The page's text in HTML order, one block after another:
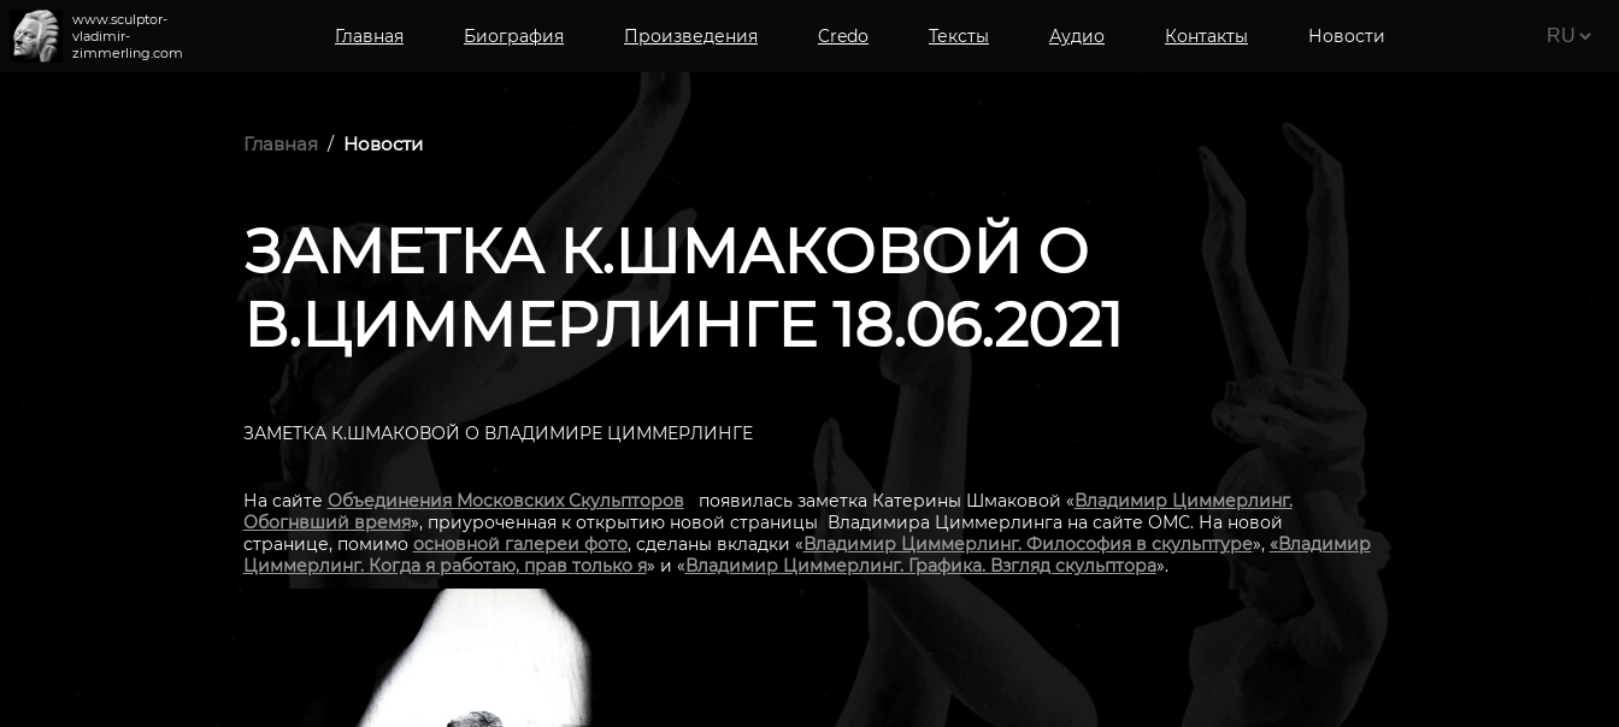
www.sculptor-
vladimir-
zimmerling.com
Главная Биография Произведения Credo Тексты Аудио Контакты Новости
Главная / Новости
ЗАМЕТКА К.ШМАКОВОЙ О
В.ЦИММЕРЛИНГЕ 18.06.2021
ЗАМЕТКА К.ШМАКОВОЙ О ВЛАДИМИРЕ ЦИММЕРЛИНГЕ
На сайте Объединения Московских Скульпторов появилась заметка Катерины Шмаковой «Владимир Циммерлинг.
Обогнвший время», приуроченная к открытию новой страницы Владимира Циммерлинга на сайте ОМС. На новой
странице, помимо основной галереи фото, сделаны вкладки «Владимир Циммерлинг. Философия в скульптуре», «Владимир
Циммерлинг. Когда я работаю, прав только я» и «Владимир Циммерлинг. Графика. Взгляд скульптора».